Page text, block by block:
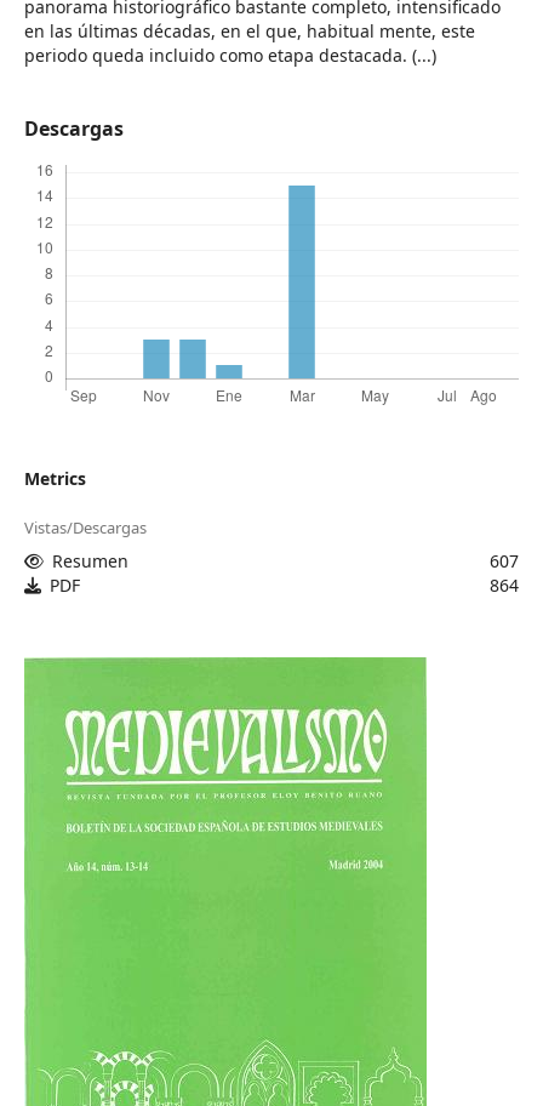
panorama historiográfico bastante completo, intensificado
en las últimas décadas, en el que, habitual mente, este
periodo queda incluido como etapa destacada. (...)
Descargas
Metrics
Vistas/Descargas
Resumen
607
PDF
864